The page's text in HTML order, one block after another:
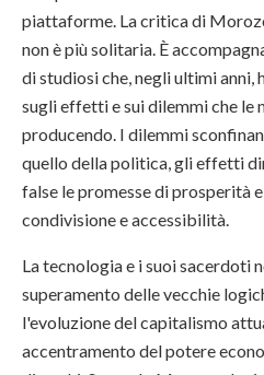
piattaforme. La critica di
non è più solitaria. È
di studiosi che, negli ultimi anni,
sugli effetti e sui dilemmi che le
producendo. I dilemmi
quello della politica, gli effetti
false le promesse di prosperità
condivisione e accessibilità.
La tecnologia e i suoi sacerdoti
superamento delle vecchie
l'evoluzione del capitalismo
accentramento del potere